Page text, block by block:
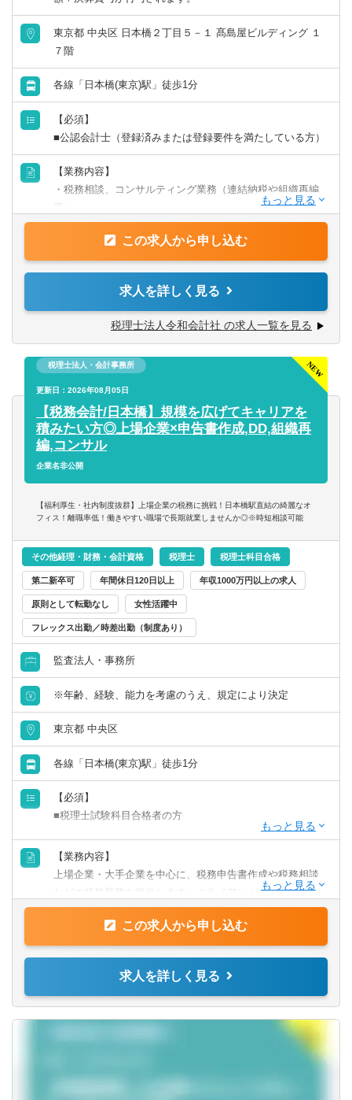
東京都 中央区 日本橋２丁目５－１ 髙島屋ビルディング １
７階
各線「日本橋(東京)駅」徒歩1分
【必須】
■公認会計士（登録済みまたは登録要件を満たしている方）
【業務内容】
・税務相談、コンサルティング業務（連結納税や組織再編
等）
・税金計算
・各種税務申告書作成
・年末調整、確定申告業務
・M＆A業務（税務DD等）
様々な企業の税務業務を通し幅広い経験が積めます。
※税務関連の業務100％となります。
【同社で働くポイント】
・大手・上場企業の税務を経験することができます。
・一部ではなくクライアントの税務に一環して携わること
ができます。
この求人から申し込む
求人を詳しく見る
税理士法人令和会計社 の求人一覧を見る
税理士法人・会計事務所
更新日：2026年08月05日
【税務会計/日本橋】規模を広げてキャリアを
積みたい方◎上場企業×申告書作成,DD,組織再
編,コンサル
企業名非公開
【福利厚生・社内制度抜群】上場企業の税務に挑戦！日本橋駅直結の綺麗なオ
フィス！離職率低！働きやすい職場で長期就業しませんか◎※時短相談可能
その他経理・財務・会計資格 税理士 税理士科目合格
第二新卒可 年間休日120日以上 年収1000万円以上の求人
原則として転勤なし 女性活躍中
フレックス出勤／時差出勤（制度あり）
監査法人・事務所
※年齢、経験、能力を考慮のうえ、規定により決定
東京都 中央区
各線「日本橋(東京)駅」徒歩1分
【必須】
■税理士試験科目合格者の方
【歓迎】
■監査法人にて実務経験のある方
■会計事務所にて実務経験のある方
■事業会社経理にて実務経験のある方
【業務内容】
上場企業・大手企業を中心に、税務申告書作成や税務相談
などの税務業務を担当します。クライアントに寄り添いな
がら、幅広い税務経験を積むことができます。
【業務詳細】
■各種税務申告書作成
■年末調整、確定申告業務
■法人設立に関する手続き及び届出
■税務相談、コンサルティング業務（連結納税や組織再編
この求人から申し込む
求人を詳しく見る
群馬県 埼玉県
千葉県 東京都
北陸・甲信越
新潟県 富山県
福井県
山梨県 長野県
東海
岐阜県 静岡県
関西
滋賀県 京都府
大阪府 兵庫県
奈良県 和歌山県
中国・四国
岡山県 広島県
山口県
高知県
九州・沖縄
福岡県 佐賀県
宮崎県
鹿児島県 沖縄県
金融専門職
すべて選択する
投資銀行系業務
投資事業
経営／企画／管理／事務
すべて選択する
経理／財務／管理会計
経理
財務／管理会計
事務／秘書
管理部門アシスタント
事務／アシスタント